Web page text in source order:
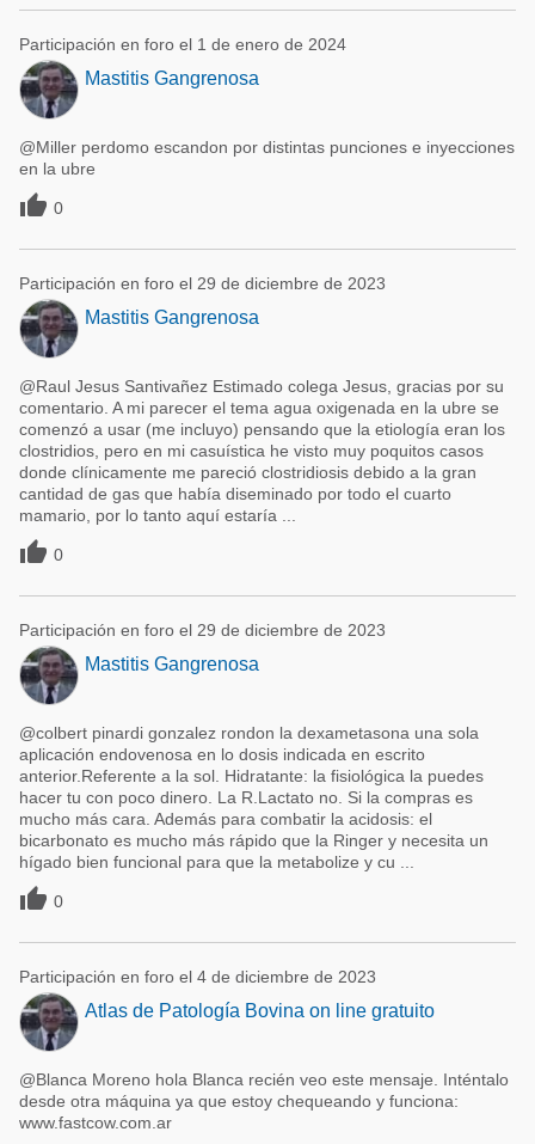
Participación en foro el 1 de enero de 2024
Mastitis Gangrenosa
@Miller perdomo escandon por distintas punciones e inyecciones
en la ubre
 0
Participación en foro el 29 de diciembre de 2023
Mastitis Gangrenosa
@Raul Jesus Santivañez Estimado colega Jesus, gracias por su
comentario. A mi parecer el tema agua oxigenada en la ubre se
comenzó a usar (me incluyo) pensando que la etiología eran los
clostridios, pero en mi casuística he visto muy poquitos casos
donde clínicamente me pareció clostridiosis debido a la gran
cantidad de gas que había diseminado por todo el cuarto
mamario, por lo tanto aquí estaría ...
 0
Participación en foro el 29 de diciembre de 2023
Mastitis Gangrenosa
@colbert pinardi gonzalez rondon la dexametasona una sola
aplicación endovenosa en lo dosis indicada en escrito
anterior.Referente a la sol. Hidratante: la fisiológica la puedes
hacer tu con poco dinero. La R.Lactato no. Si la compras es
mucho más cara. Además para combatir la acidosis: el
bicarbonato es mucho más rápido que la Ringer y necesita un
hígado bien funcional para que la metabolize y cu ...
 0
Participación en foro el 4 de diciembre de 2023
Atlas de Patología Bovina on line gratuito
@Blanca Moreno hola Blanca recién veo este mensaje. Inténtalo
desde otra máquina ya que estoy chequeando y funciona:
www.fastcow.com.ar